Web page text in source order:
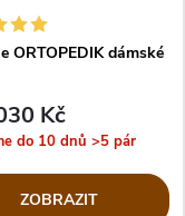
ORTOPEDIK dámské
Kč
do 10 dnů >5 pár
ZOBRAZIT